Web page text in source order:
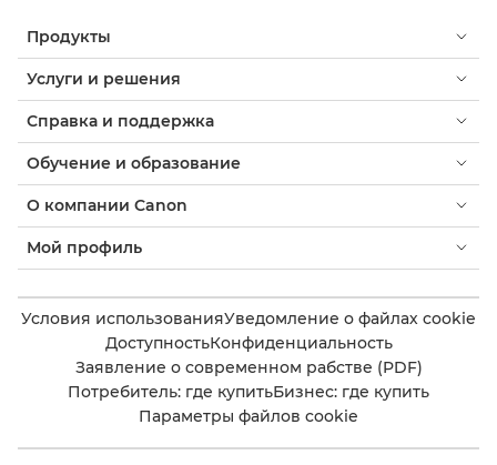
Продукты
Услуги и решения
Справка и поддержка
Обучение и образование
О компании Canon
Мой профиль
Условия использованияУведомление о файлах cookie
ДоступностьКонфиденциальность
Заявление о современном рабстве (PDF)
Потребитель: где купитьБизнес: где купить
Параметры файлов cookie